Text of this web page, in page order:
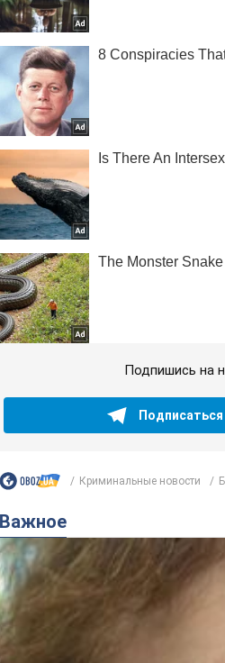
Подпишись на
Подписаться
Криминальные новости
Важное